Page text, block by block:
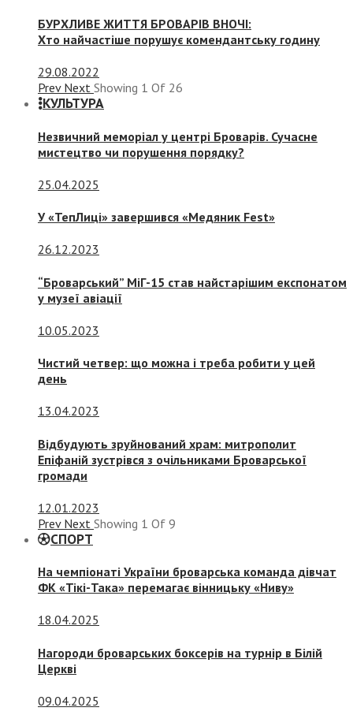
БУРХЛИВЕ ЖИТТЯ БРОВАРІВ ВНОЧІ:
Хто найчастіше порушує комендантську годину
29.08.2022
Prev Next Showing 1 Of 26
КУЛЬТУРА
Незвичний меморіал у центрі Броварів. Сучасне
мистецтво чи порушення порядку?
25.04.2025
У «ТепЛиці» завершився «Медяник Fest»
26.12.2023
“Броварський” МіГ-15 став найстарішим експонатом
у музеї авіації
10.05.2023
Чистий четвер: що можна і треба робити у цей
день
13.04.2023
Відбудують зруйнований храм: митрополит
Епіфаній зустрівся з очільниками Броварської
громади
12.01.2023
Prev Next Showing 1 Of 9
СПОРТ
На чемпіонаті України броварська команда дівчат
ФК «Тікі-Така» перемагає вінницьку «Ниву»
18.04.2025
Нагороди броварських боксерів на турнір в Білій
Церкві
09.04.2025